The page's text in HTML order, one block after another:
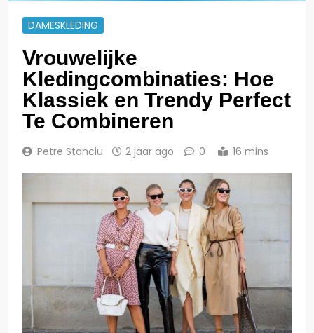
DAMESKLEDING
Vrouwelijke
Kledingcombinaties: Hoe
Klassiek en Trendy Perfect
Te Combineren
Petre Stanciu 2 jaar ago 0 16 mins